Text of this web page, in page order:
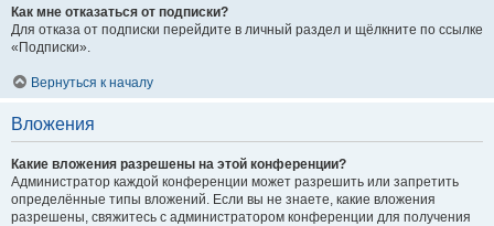
Как мне отказаться от подписки?
Для отказа от подписки перейдите в личный раздел и щёлкните по ссылке
«Подписки».
Вернуться к началу
Вложения
Какие вложения разрешены на этой конференции?
Администратор каждой конференции может разрешить или запретить
определённые типы вложений. Если вы не знаете, какие вложения
разрешены, свяжитесь с администратором конференции для получения